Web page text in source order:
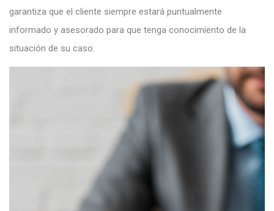
garantiza que el cliente siempre estará puntualmente
informado y asesorado para que tenga conocimiento de la
situación de su caso.